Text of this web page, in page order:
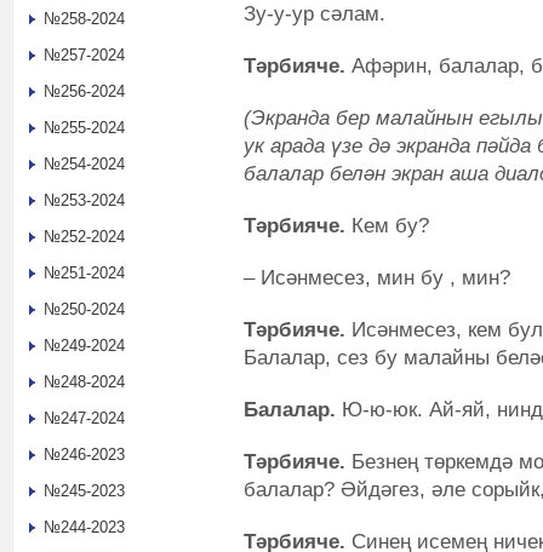
Зу-у-ур сәлам.
Тәрбияче. Афәрин, балалар,
(Экранда бер малайнын
ук арада үзе дә экранда
балалар белән экран аша
Тәрбияче. Кем бу?
– Исәнмесез, мин бу , мин?
Тәрбияче. Исәнмесез, кем
Балалар, сез бу малайны
Балалар. Ю-ю-юк. Ай-яй,
Тәрбияче. Безнең төркемдә
балалар? Әйдәгез, әле
Тәрбияче. Синең исемең
№258-2024
№257-2024
№256-2024
№255-2024
№254-2024
№253-2024
№252-2024
№251-2024
№250-2024
№249-2024
№248-2024
№247-2024
№246-2023
№245-2023
№244-2023